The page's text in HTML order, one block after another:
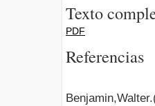
Texto
PDF
Referencias